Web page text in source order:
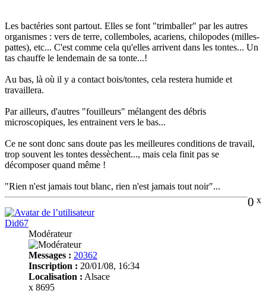
Les bactéries sont partout. Elles se font "trimballer" par les autres
organismes : vers de terre, collemboles, acariens, chilopodes (milles-
pattes), etc... C'est comme cela qu'elles arrivent dans les tontes... Un
tas chauffe le lendemain de sa tonte...!
Au bas, là où il y a contact bois/tontes, cela restera humide et
travaillera.
Par ailleurs, d'autres "fouilleurs" mélangent des débris
microscopiques, les entrainent vers le bas...
Ce ne sont donc sans doute pas les meilleures conditions de travail,
trop souvent les tontes dessèchent..., mais cela finit pas se
décomposer quand même !
"Rien n'est jamais tout blanc, rien n'est jamais tout noir"...
0 x
Did67
Modérateur
Messages : 20362
Inscription : 20/01/08, 16:34
Localisation : Alsace
x 8695